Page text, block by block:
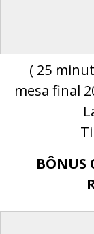
( 25
mesa final
BÔNUS